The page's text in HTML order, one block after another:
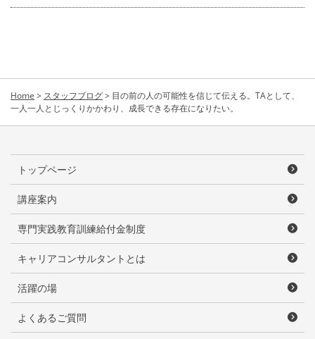
Home > スタッフブログ> 目の前の人の可能性を信じて伝える。TAとして、
一人一人とじっくりかかわり、成長できる存在になりたい。
トップページ
講座案内
専門実践教育訓練給付金制度
キャリアコンサルタントとは
活躍の場
よくあるご質問